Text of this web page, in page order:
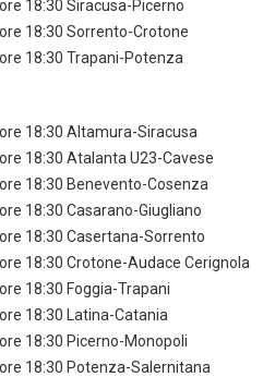
18:30 Siracusa-Picerno
18:30 Sorrento-Crotone
18:30 Trapani-Potenza
18:30 Altamura-Siracusa
18:30 Atalanta U23-Cavese
18:30 Benevento-Cosenza
18:30 Casarano-Giugliano
18:30 Casertana-Sorrento
18:30 Crotone-Audace Cerignola
18:30 Foggia-Trapani
18:30 Latina-Catania
18:30 Picerno-Monopoli
18:30 Potenza-Salernitana